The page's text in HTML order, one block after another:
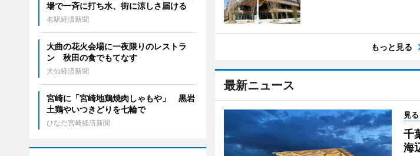
もっと見る
最新ニュース
見
千
海
場で一斉に打ち水、街に涼しさ届ける
名駅経済新聞
大曲の花火会場に一夜限りのレストラ
ン 秋田の食でもてなす
大仙経済新聞
宮崎に「宮崎地鶏焼肉しゃもや」 黒岩
土鶏やいつきどりを七輪で
ひなた宮崎経済新聞